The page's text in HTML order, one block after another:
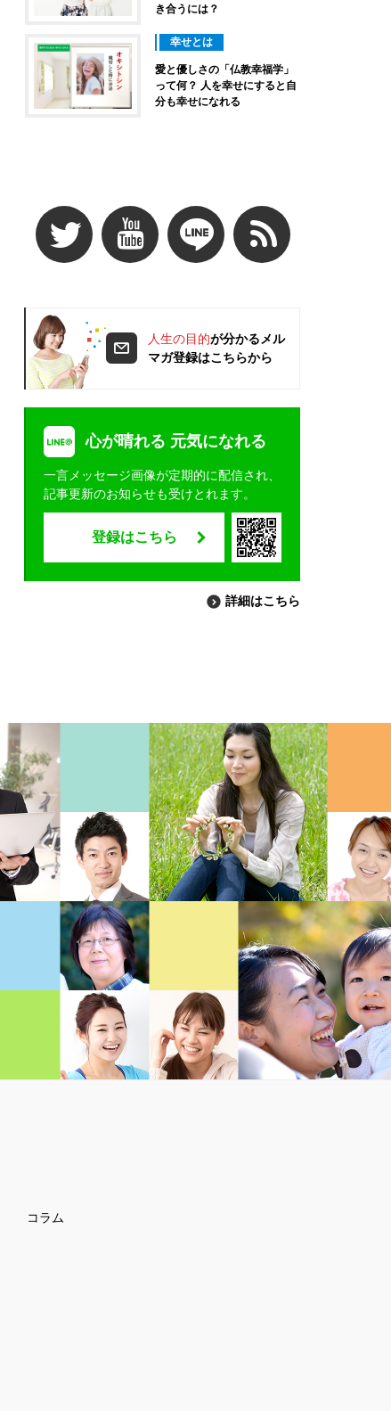
き合うには？
幸せとは
愛と優しさの「仏教幸福学」
って何？ 人を幸せにすると自
分も幸せになれる
人生の目的が分かるメル
マガ登録はこちらから
心が晴れる 元気になれる
一言メッセージ画像が定期的に配信され、
記事更新のお知らせも受けとれます。
登録はこちら
詳細はこちら
コラム